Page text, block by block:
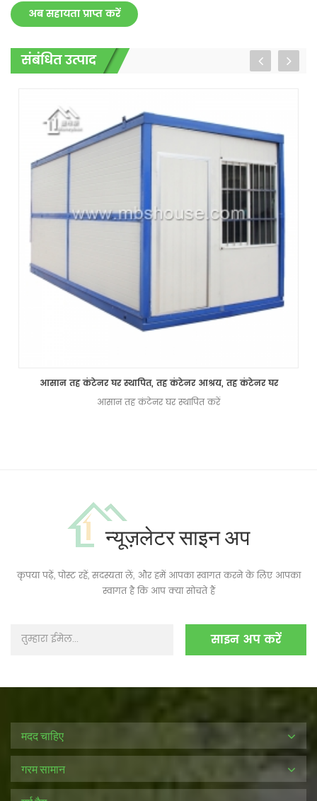
अब सहायता प्राप्त करें
संबंधित उत्पाद
आसान तह कंटेनर घर स्थापित, तह कंटेनर आश्रय, तह कंटेनर घर
आसान तह कंटेनर घर स्थापित करें
न्यूज़लेटर साइन अप
कृपया पढ़ें, पोस्ट रहें, सदस्यता लें, और हमें आपका स्वागत करने के लिए आपका
स्वागत है कि आप क्या सोचते हैं
मदद चाहिए
गरम सामान